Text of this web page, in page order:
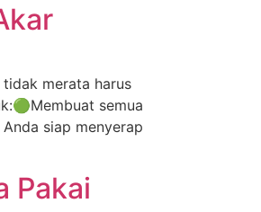
merata harus
semua
siap menyerap
Pakai